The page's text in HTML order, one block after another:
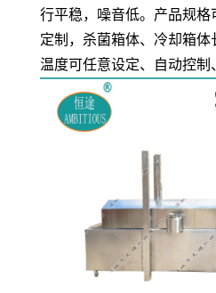
行平稳，噪音低。产品规
定制，杀菌箱体、冷却箱体
温度可任意设定、自动控制